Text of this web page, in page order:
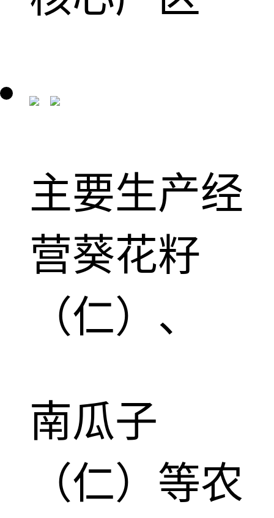
主要生产经
营葵花籽
（仁）、
南瓜子
（仁）等农